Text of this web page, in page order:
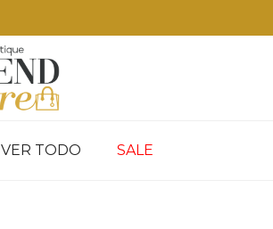
VER TODO SALE